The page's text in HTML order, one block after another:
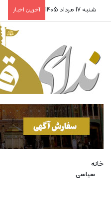
شنبه 17 مرداد 1405 آخرین اخبار
خانه
سیاسی